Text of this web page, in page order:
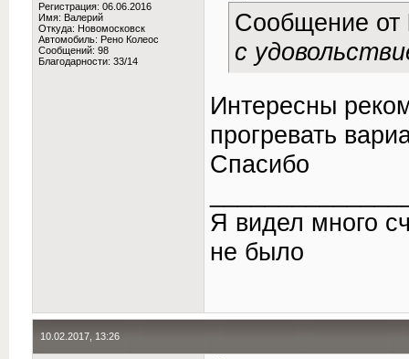
Регистрация: 06.06.2016
Имя: Валерий
Откуда: Новомосковск
Автомобиль: Рено Колеос
Сообщений: 98
Благодарности: 33/14
Сообщение от
с
Интересны
прогревать
Спасибо
Я видел много
не было
10.02.2017, 13:26